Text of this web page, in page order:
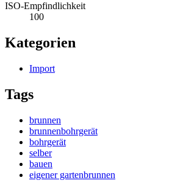
ISO-Empfindlichkeit
100
Kategorien
Import
Tags
brunnen
brunnenbohrgerät
bohrgerät
selber
bauen
eigener gartenbrunnen